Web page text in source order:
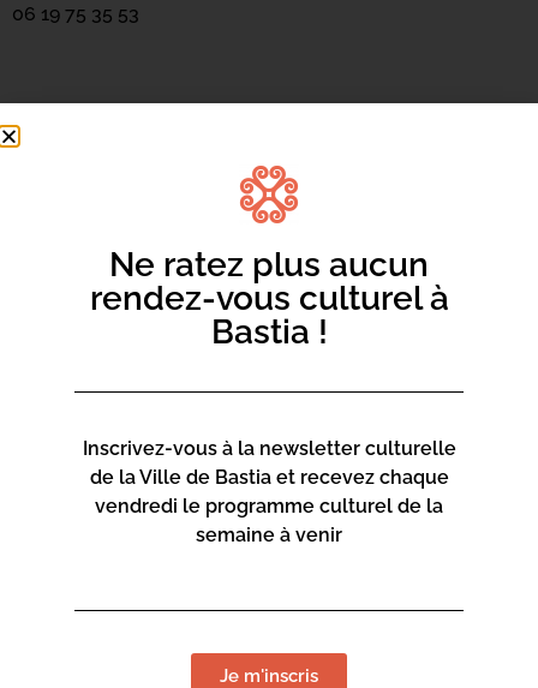
06 19 75 35 53
Ne ratez plus aucun
rendez-vous culturel à
Bastia !
Inscrivez-vous à la newsletter culturelle
de la Ville de Bastia et recevez chaque
vendredi le programme culturel de la
semaine à venir
Je m'inscris